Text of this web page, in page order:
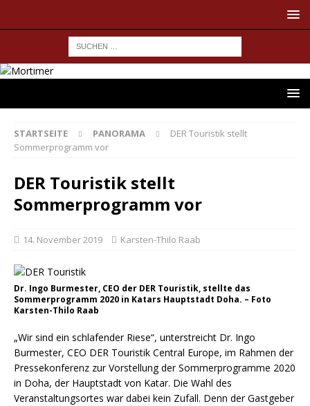
STARTSEITE PANORAMA
DER Touristik stellt
Sommerprogramm vor
DER Touristik stellt
Sommerprogramm vor
14. November 2019 Karsten-Thilo Raab
Dr. Ingo Burmester, CEO der DER Touristik, stellte das
Sommerprogramm 2020 in Katars Hauptstadt Doha. – Foto
Karsten-Thilo Raab
„Wir sind ein schlafender Riese“, unterstreicht Dr. Ingo
Burmester, CEO DER Touristik Central Europe, im Rahmen der
Pressekonferenz zur Vorstellung der Sommerprogramme 2020
in Doha, der Hauptstadt von Katar. Die Wahl des
Veranstaltungsortes war dabei kein Zufall. Denn der Gastgeber